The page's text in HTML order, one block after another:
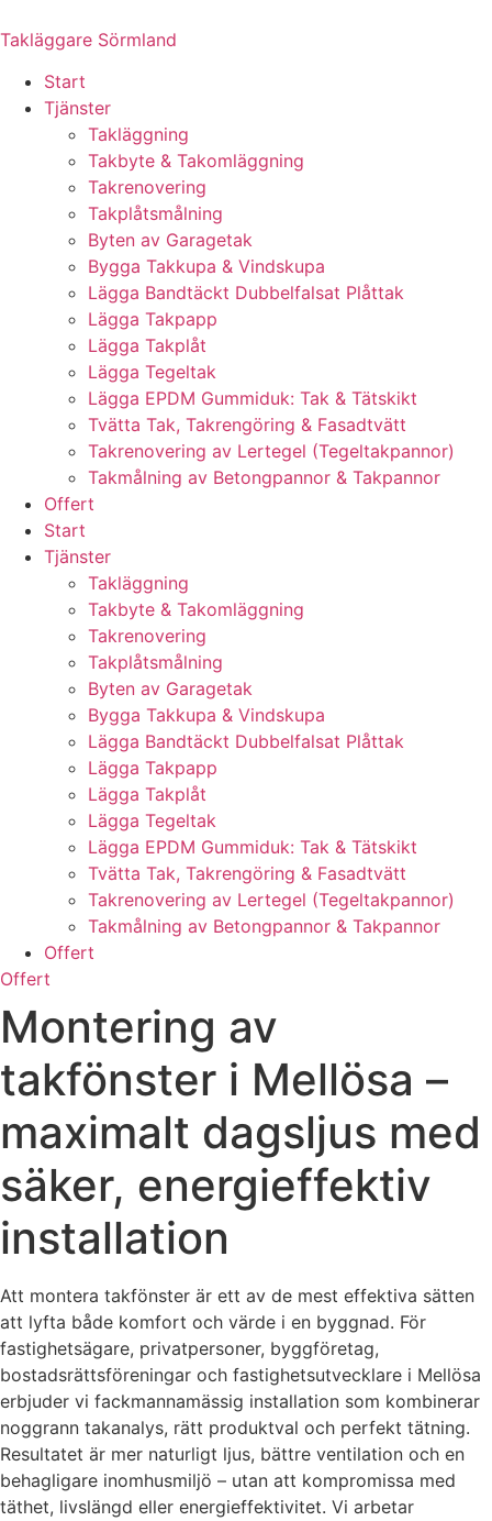
to
Takläggare Sörmland
Start
Tjänster
Takläggning
Takbyte & Takomläggning
Takrenovering
Takplåtsmålning
Byten av Garagetak
Bygga Takkupa & Vindskupa
Lägga Bandtäckt Dubbelfalsat Plåttak
Lägga Takpapp
Lägga Takplåt
Lägga Tegeltak
Lägga EPDM Gummiduk: Tak & Tätskikt
Tvätta Tak, Takrengöring & Fasadtvätt
Takrenovering av Lertegel (Tegeltakpannor)
Takmålning av Betongpannor & Takpannor
Offert
Start
Tjänster
Takläggning
Takbyte & Takomläggning
Takrenovering
Takplåtsmålning
Byten av Garagetak
Bygga Takkupa & Vindskupa
Lägga Bandtäckt Dubbelfalsat Plåttak
Lägga Takpapp
Lägga Takplåt
Lägga Tegeltak
Lägga EPDM Gummiduk: Tak & Tätskikt
Tvätta Tak, Takrengöring & Fasadtvätt
Takrenovering av Lertegel (Tegeltakpannor)
Takmålning av Betongpannor & Takpannor
Offert
Offert
Montering av
takfönster i Mellösa –
maximalt dagsljus med
säker, energieffektiv
installation
Att montera takfönster är ett av de mest effektiva sätten
att lyfta både komfort och värde i en byggnad. För
fastighetsägare, privatpersoner, byggföretag,
bostadsrättsföreningar och fastighetsutvecklare i Mellösa
erbjuder vi fackmannamässig installation som kombinerar
noggrann takanalys, rätt produktval och perfekt tätning.
Resultatet är mer naturligt ljus, bättre ventilation och en
behagligare inomhusmiljö – utan att kompromissa med
täthet, livslängd eller energieffektivitet. Vi arbetar